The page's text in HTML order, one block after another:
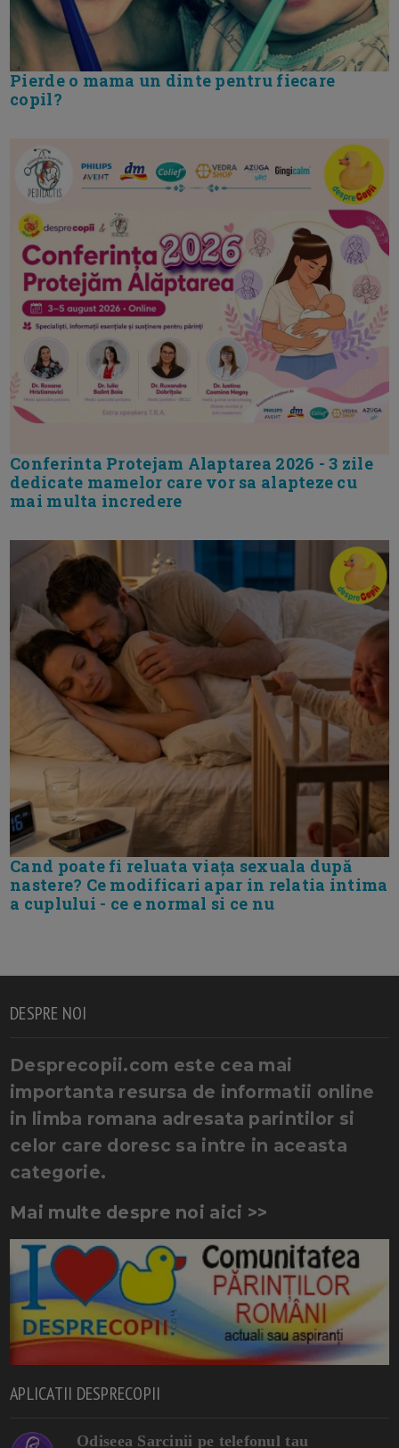
Pierde o mama un dinte pentru fiecare
copil?
Conferinta Protejam Alaptarea 2026 - 3 zile
dedicate mamelor care vor sa alapteze cu
mai multa incredere
Cand poate fi reluata viața sexuala după
nastere? Ce modificari apar in relatia intima
a cuplului - ce e normal si ce nu
DESPRE NOI
Desprecopii.com este cea mai
importanta resursa de informatii online
in limba romana adresata parintilor si
celor care doresc sa intre in aceasta
categorie.
Mai multe despre noi aici >>
APLICATII DESPRECOPII
Odiseea Sarcinii pe telefonul tau